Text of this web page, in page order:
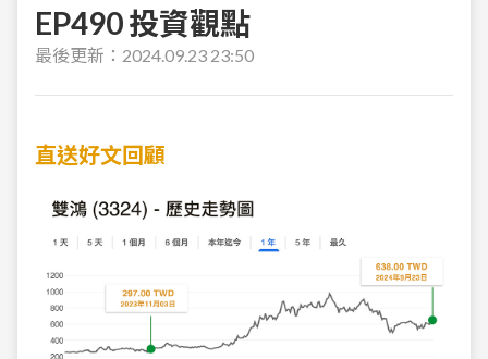
EP490 投資觀點
最後更新： 2024.09.23 23:50
直送好文回顧